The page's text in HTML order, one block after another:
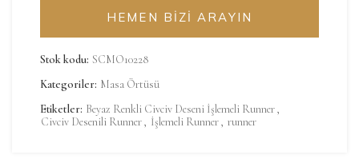
HEMEN BİZİ ARAYIN
Stok kodu: SCMO10228
Kategoriler: Masa Örtüsü
Etiketler: Beyaz Renkli Civciv Deseni İşlemeli Runner,
Civciv Desenili Runner, İşlemeli Runner, runner